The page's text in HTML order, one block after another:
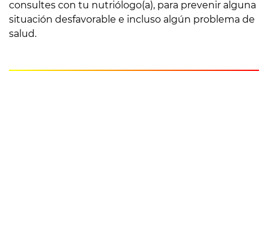
consultes con tu nutriólogo(a), para prevenir alguna
situación desfavorable e incluso algún problema de
salud.